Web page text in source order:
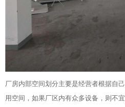
厂房内部空间划分主要是经营者根据自
用空间，如果厂区内有众多设备，则不